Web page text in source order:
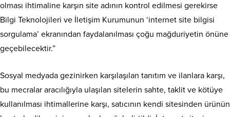
olması ihtimaline karşın site adının kontrol edilmesi gerekirse
Bilgi Teknolojileri ve İletişim Kurumunun ‘internet site bilgisi
sorgulama’ ekranından faydalanılması çoğu mağduriyetin önüne
geçebilecektir.”
Sosyal medyada gezinirken karşılaşılan tanıtım ve ilanlara karşı,
bu mecralar aracılığıyla ulaşılan sitelerin sahte, taklit ve kötüye
kullanılması ihtimallerine karşı, satıcının kendi sitesinden ürünün